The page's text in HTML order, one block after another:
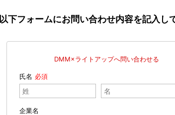
以下フォームにお問い合わせ内容を記入し
DMM×ライトアップへ問い合わせる
氏名
企業名